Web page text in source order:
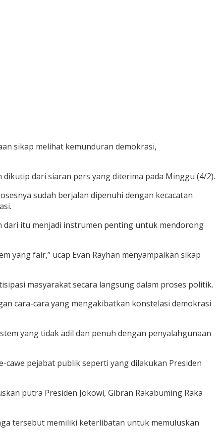
sikap melihat kemunduran demokrasi,
dari siaran pers yang diterima pada Minggu (4/2).
sudah berjalan dipenuhi dengan kecacatan
dari itu menjadi instrumen penting untuk mendorong
yang fair,” ucap Evan Rayhan menyampaikan sikap
masyarakat secara langsung dalam proses politik.
cara-cara yang mengakibatkan konstelasi demokrasi
yang tidak adil dan penuh dengan penyalahgunaan
pejabat publik seperti yang dilakukan Presiden
putra Presiden Jokowi, Gibran Rakabuming Raka
tersebut memiliki keterlibatan untuk memuluskan